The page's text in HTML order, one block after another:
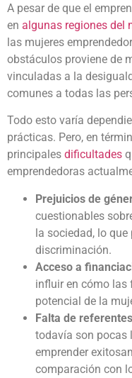
A pesar de que el
en algunas regiones del
las mujeres
obstáculos proviene de
vinculadas a la
comunes a todas las
Todo esto varía
prácticas. Pero, en
principales dificultades
emprendedoras
Prejuicios de
cuestionables
la sociedad, lo
discriminación.
Acceso a
influir en cómo las
potencial de la
Falta de
todavía son pocas
emprender
comparación con